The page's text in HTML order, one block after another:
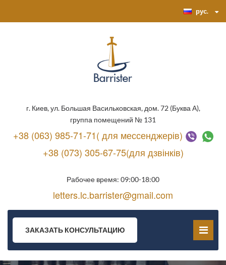
рус.
г. Киев, ул. Большая Васильковская, дом. 72 (Буква А),
группа помещений № 131
+38 (063) 985-71-71( для мессенджерів)
+38 (073) 305-67-75(для дзвінків)
Рабочее время: 09:00-18:00
letters.lc.barrister@gmail.com
ЗАКАЗАТЬ КОНСУЛЬТАЦИЮ